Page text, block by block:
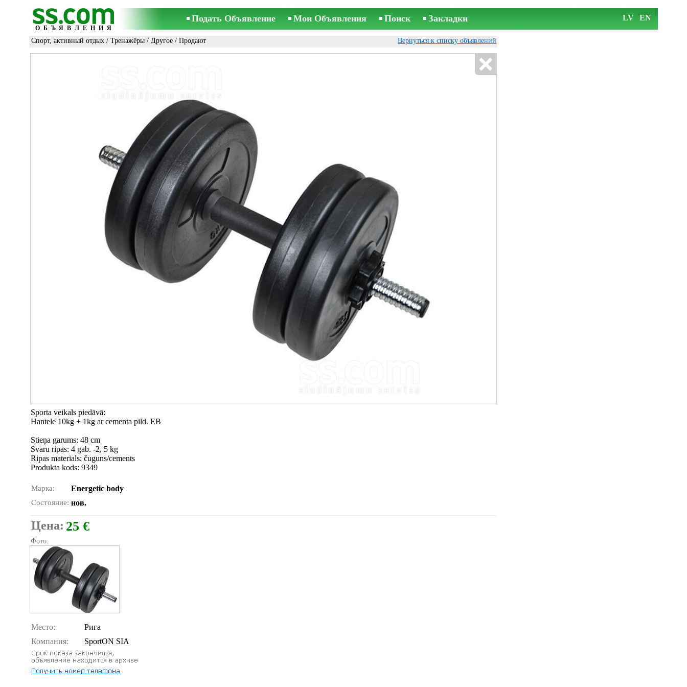
ОБЪЯВЛЕНИЯ
Подать Объявление Мои Объявления Поиск Закладки LV EN
Спорт, активный отдых / Тренажёры / Другое / Продают Вернуться к списку объявлений
Sporta veikals piedāvā:
Hantele 10kg + 1kg ar cementa pild. EB
Stieņa garums: 48 cm
Svaru ripas: 4 gab. -2, 5 kg
Ripas materials: čuguns/cements
Produkta kods: 9349
Марка: Energetic body
Состояние: нов.
Цена: 25 €
Фото:
Место:
Рига
Компания:
SportON SIA